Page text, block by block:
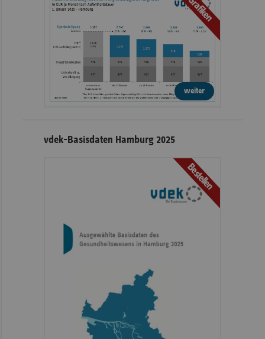
Grafiken
weiter
vdek-Basisdaten Hamburg 2025
Bestellen